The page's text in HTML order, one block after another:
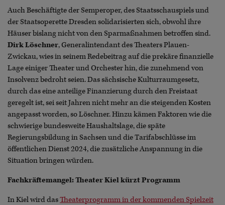
Auch Beschäftigte der Semperoper, des Staatsschauspiels und
der Staatsoperette Dresden solidarisierten sich, obwohl ihre
Häuser bislang nicht von den Sparmaßnahmen betroffen sind.
Dirk Löschner, Generalintendant des Theaters Plauen-
Zwickau, wies in seinem Redebeitrag auf die prekäre finanzielle
Lage einiger Theater und Orchester hin, die zunehmend von
Insolvenz bedroht seien. Das sächsische Kulturraumgesetz,
durch das eine anteilige Finanzierung durch den Freistaat
geregelt ist, sei seit Jahren nicht mehr an die steigenden Kosten
angepasst worden, so Löschner. Hinzu kämen Faktoren wie die
schwierige bundesweite Haushaltslage, die späte
Regierungsbildung in Sachsen und die Tarifabschlüsse im
öffentlichen Dienst 2024, die zusätzliche Anspannung in die
Situation bringen würden.
Fachkräftemangel: Theater Kiel kürzt Programm
In Kiel wird dasTheaterprogramm in der kommenden Spielzeit